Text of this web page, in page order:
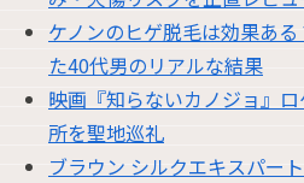
ケノンのヒゲ脱毛は効果あ
た40代男のリアルな結果
映画『知らないカノジョ』
所を聖地巡礼
ブラウン シルクエキスパー